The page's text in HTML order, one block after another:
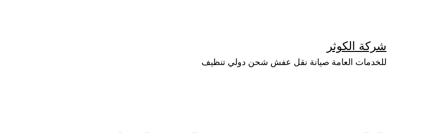
شركة الكوثر
للخدمات العامة صيانة نقل عفش شحن دولي تنظيف